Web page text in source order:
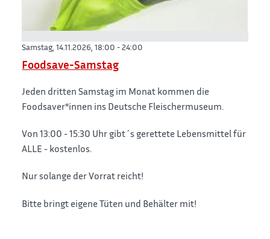
Samstag, 14.11.2026,18:00 - 24:00
Foodsave-Samstag
Jeden dritten Samstag im Monat kommen die
Foodsaver*innen ins Deutsche Fleischermuseum.
Von 13:00 - 15:30 Uhr gibt´s gerettete Lebensmittel für
ALLE - kostenlos.
Nur solange der Vorrat reicht!
Bitte bringt eigene Tüten und Behälter mit!